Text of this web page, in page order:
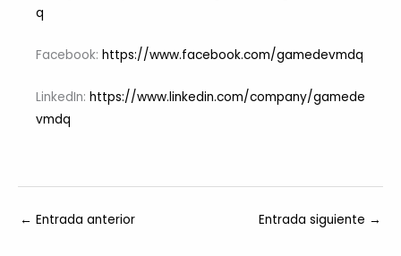
q
Facebook: https://www.facebook.com/gamedevmdq
LinkedIn: https://www.linkedin.com/company/gamede
vmdq
← Entrada anterior Entrada siguiente →